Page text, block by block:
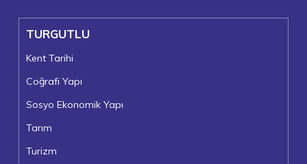
TURGUTLU
Kent Tarihi
Coğrafi Yapı
Sosyo Ekonomik Yapı
Tarım
Turizm